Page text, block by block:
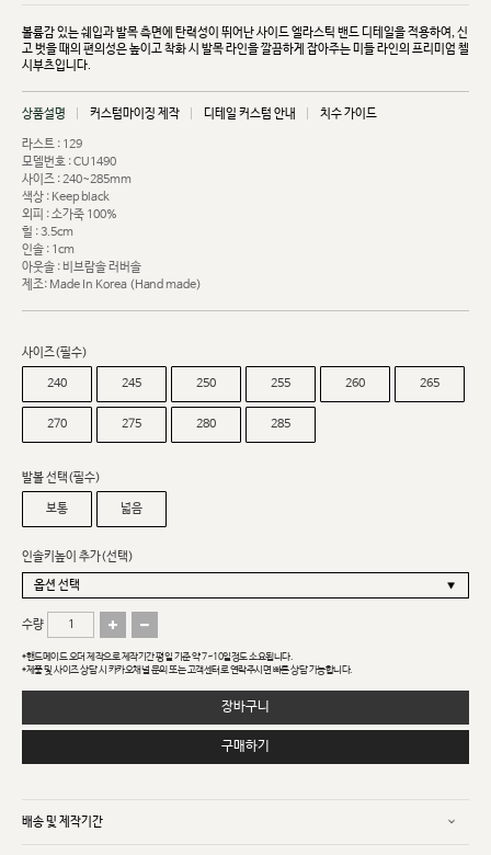
볼륨감 있는 쉐입과 발목 측면에 탄력성이 뛰어난 사이드 엘라스틱 밴드 디테일을 적용하여, 신
고 벗을때의 편의성은 높이고 착화 시 발목 라인을 깔끔하게 잡아주는 미들 라인의 프리미엄 첼
시부츠입니다.
상품설명 커스텀마이징 제작 디테일 커스텀 안내 치수 가이드
라스트 : 129
모델번호 : CU1490
사이즈 : 240~285mm
색상 : Keep black
외피 : 소가죽 100%
힐 : 3.5cm
인솔 : 1cm
아웃솔 : 비브람솔 러버솔
제조: Made In Korea (Hand made)
사이즈(필수)
240 245 250 255 260 265
270 275 280 285
발볼 선택(필수)
보통 넓음
인솔키높이 추가(선택)
수량
*핸드메이드 오더 제작으로 제작기간 평일 기준 약 7~10일정도 소요됩니다.
*제품 및 사이즈 상담 시 카카오채널 문의 또는 고객센터로 연락주시면 빠른 상담 가능합니다.
장바구니
구매하기
배송 및 제작기간